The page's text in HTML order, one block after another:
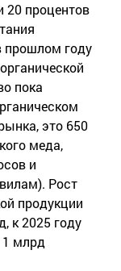
20 процентов
прошлом году
пока
это 650
меда,
и
Рост
продукции
к 2025 году
1 млрд